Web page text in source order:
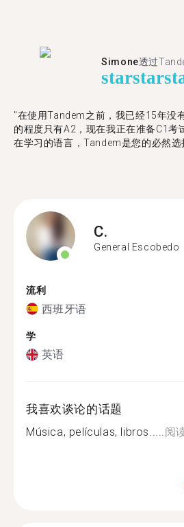
Simone透过
starstar
"在使用Tandem之前，我已经15年没
的程度只有A2，现在我正在准备C1考
在学习的语言，Tandem是您的必然选
C.
General Escobedo
流利
西班牙语
学
英语
我喜欢谈论的话题
Música, películas, libros.....阅